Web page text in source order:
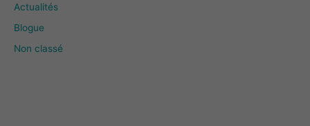
Actualités
Blogue
Non classé